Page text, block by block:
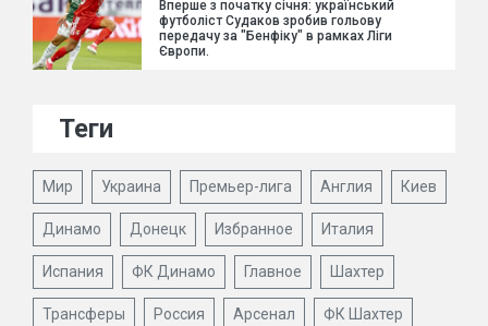
Вперше з початку січня: український
футболіст Судаков зробив гольову
передачу за "Бенфіку" в рамках Ліги
Європи.
Теги
Мир Украина Премьер-лига Англия Киев
Динамо Донецк Избранное Италия
Испания ФК Динамо Главное Шахтер
Трансферы Россия Арсенал ФК Шахтер